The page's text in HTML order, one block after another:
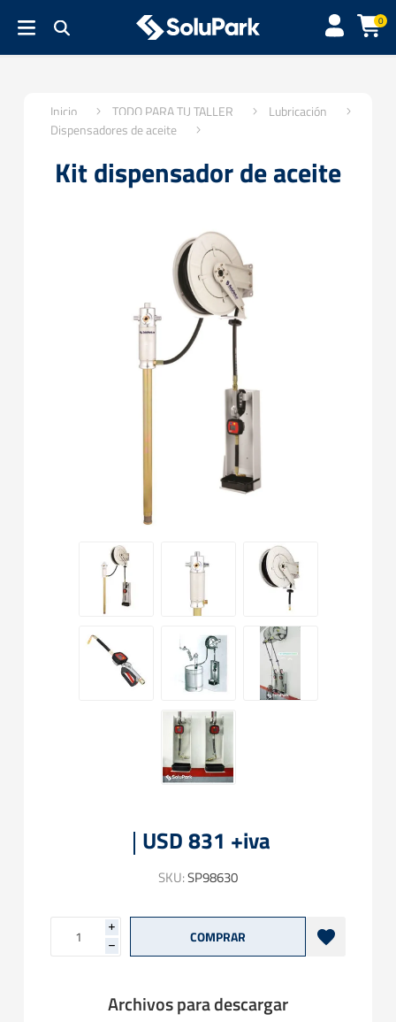
0
Inicio TODO PARA TU TALLER
Lubricación
Dispensadores de aceite
Kit dispensador de aceite
USD 831 +iva
SKU:SP98630
i
h
Archivos para descargar